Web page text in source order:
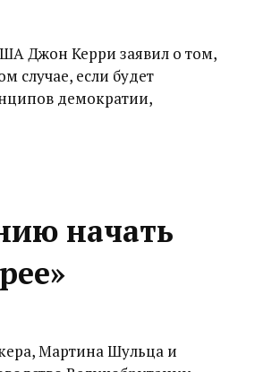
Джон Керри заявил о том,
случае, если будет
демократии,
начать
Мартина Шульца и